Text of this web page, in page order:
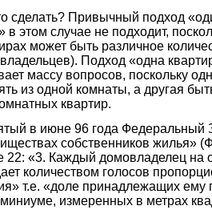
сделать? Привычный подход
в этом случае не подходит,
может быть различное
Подход «одна
массу вопросов, поскольку
из одной комнаты, а другая
квартир.
в июне 96 года Федеральный
собственников жилья»
22: «3. Каждый домовладелец на
количеством голосов
т.е. «доле принадлежащих
измеренных в метрах